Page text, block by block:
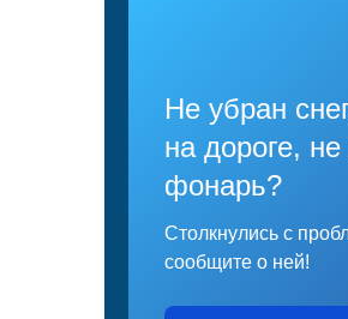
Не убран
на дороге, не
фонарь?
Столкнулись с
сообщите о ней!